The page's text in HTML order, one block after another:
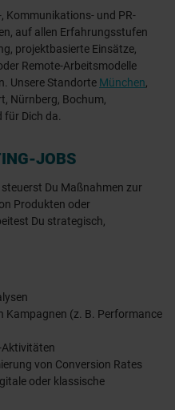
Kommunikations- und PR-
auf allen Erfahrungsstufen
projektbasierte Einsätze,
Remote-Arbeitsmodelle
Unsere Standorte München,
Nürnberg, Bochum,
Dich da.
JOBS
Du Maßnahmen zur
Produkten oder
Du strategisch,
Kampagnen (z. B. Performance
Aktivitäten
von Conversion Rates
oder klassische